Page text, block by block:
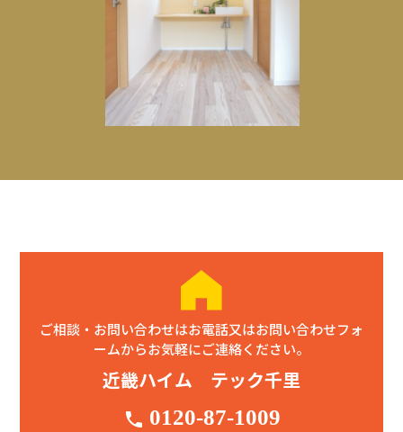
ご相談・お問い合わせはお電話又はお問い合わせフォ
ームからお気軽にご連絡ください。
近畿ハイム テック千里
phone 0120-87-1009